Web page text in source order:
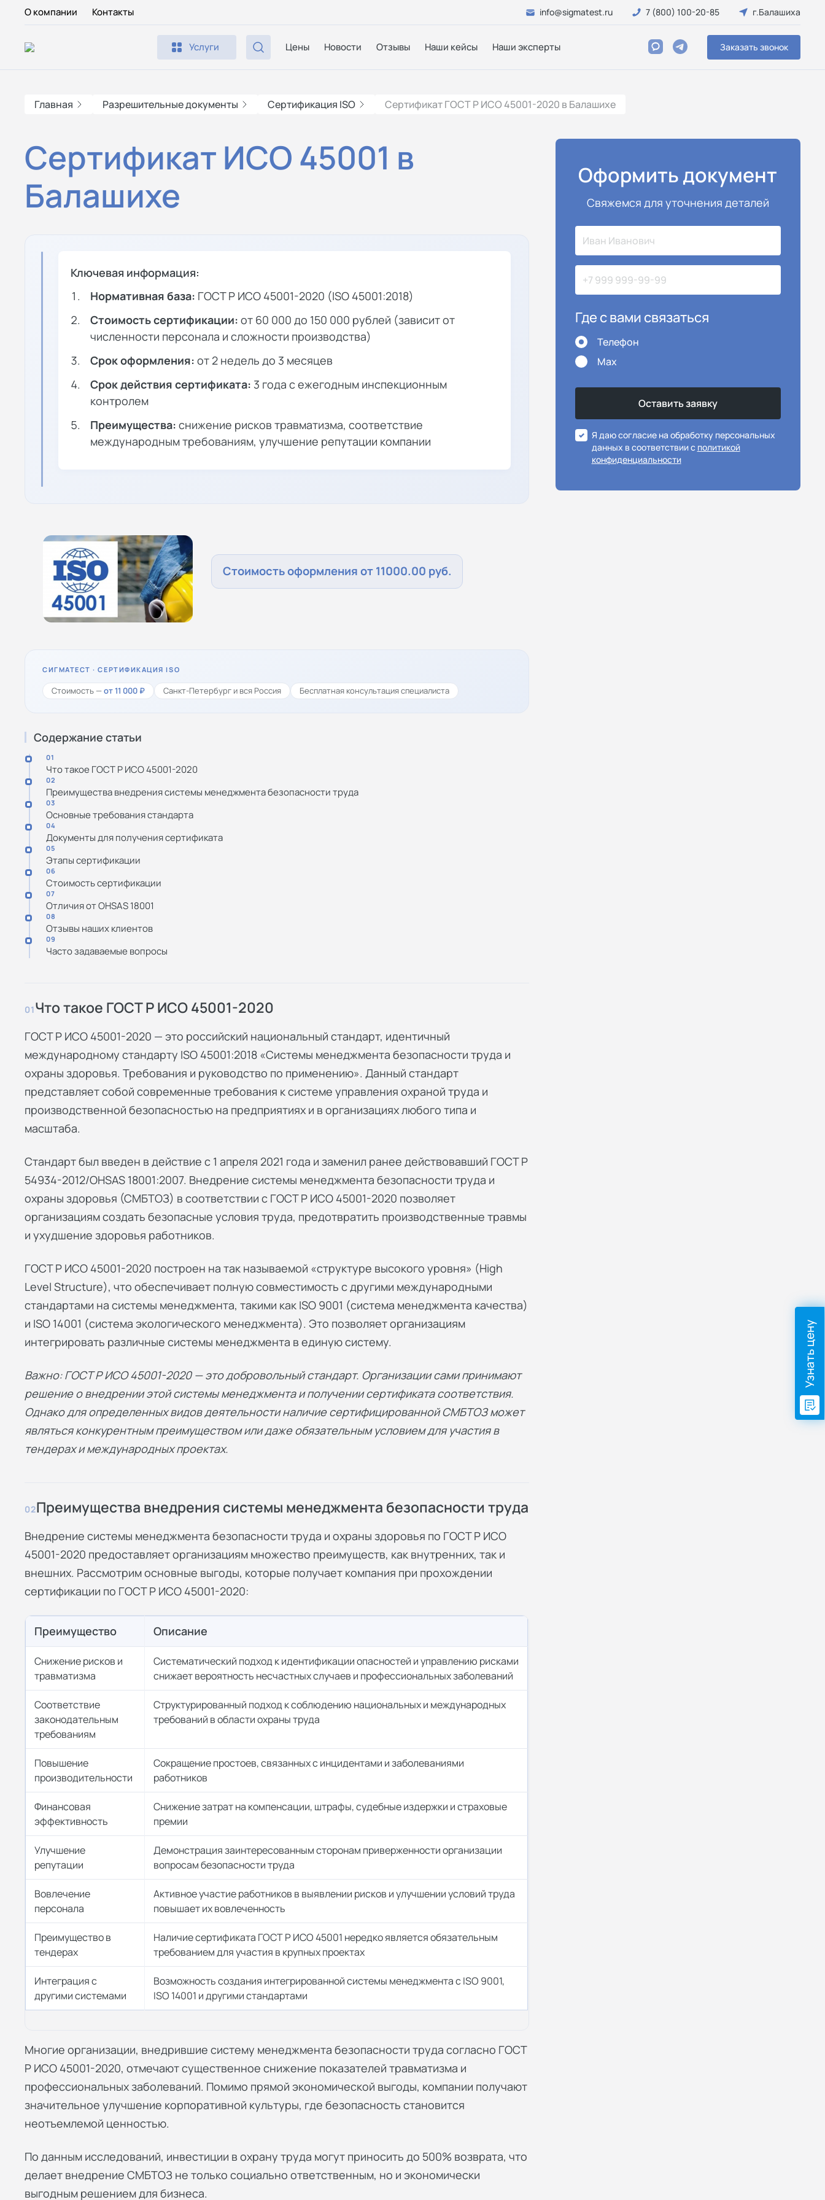
О компании Контакты info@sigmatest.ru 7 (800) 100-20-85 г.Балашиха
Услуги Цены Новости Отзывы Наши кейсы Наши эксперты Заказать звонок
Главная Разрешительные документы Сертификация ISO Сертификат ГОСТ Р ИСО 45001-2020 в Балашихе
Сертификат ИСО 45001 в
Балашихе
Ключевая информация:
Нормативная база: ГОСТ Р ИСО 45001-2020 (ISO 45001:2018)
Стоимость сертификации: от 60 000 до 150 000 рублей (зависит от
численности персонала и сложности производства)
Срок оформления: от 2 недель до 3 месяцев
Срок действия сертификата: 3 года с ежегодным инспекционным
контролем
Преимущества: снижение рисков травматизма, соответствие
международным требованиям, улучшение репутации компании
Стоимость оформления от 11000.00 руб.
СИГМАТЕСТ · СЕРТИФИКАЦИЯ ISO
Стоимость —от 11 000 ₽ Санкт-Петербург и вся Россия Бесплатная консультация специалиста
Содержание статьи
01
Что такое ГОСТ Р ИСО 45001-2020
02
Преимущества внедрения системы менеджмента безопасности труда
03
Основные требования стандарта
04
Документы для получения сертификата
05
Этапы сертификации
06
Стоимость сертификации
07
Отличия от OHSAS 18001
08
Отзывы наших клиентов
09
Часто задаваемые вопросы
01Что такое ГОСТ Р ИСО 45001-2020
ГОСТ Р ИСО 45001-2020 — это российский национальный стандарт, идентичный
международному стандарту ISO 45001:2018 «Системы менеджмента безопасности труда и
охраны здоровья. Требования и руководство по применению». Данный стандарт
представляет собой современные требования к системе управления охраной труда и
производственной безопасностью на предприятиях и в организациях любого типа и
масштаба.
Стандарт был введен в действие с 1 апреля 2021 года и заменил ранее действовавший ГОСТ Р
54934-2012/OHSAS 18001:2007. Внедрение системы менеджмента безопасности труда и
охраны здоровья (СМБТОЗ) в соответствии с ГОСТ Р ИСО 45001-2020 позволяет
организациям создать безопасные условия труда, предотвратить производственные травмы
и ухудшение здоровья работников.
ГОСТ Р ИСО 45001-2020 построен на так называемой «структуре высокого уровня» (High
Level Structure), что обеспечивает полную совместимость с другими международными
стандартами на системы менеджмента, такими как ISO 9001 (система менеджмента качества)
и ISO 14001 (система экологического менеджмента). Это позволяет организациям
интегрировать различные системы менеджмента в единую систему.
Важно: ГОСТ Р ИСО 45001-2020 — это добровольный стандарт. Организации сами принимают
решение о внедрении этой системы менеджмента и получении сертификата соответствия.
Однако для определенных видов деятельности наличие сертифицированной СМБТОЗ может
являться конкурентным преимуществом или даже обязательным условием для участия в
тендерах и международных проектах.
02Преимущества внедрения системы менеджмента безопасности труда
Внедрение системы менеджмента безопасности труда и охраны здоровья по ГОСТ Р ИСО
45001-2020 предоставляет организациям множество преимуществ, как внутренних, так и
внешних. Рассмотрим основные выгоды, которые получает компания при прохождении
сертификации по ГОСТ Р ИСО 45001-2020:
Преимущество Описание
Снижение рисков и
травматизма
Систематический подход к идентификации опасностей и управлению рисками
снижает вероятность несчастных случаев и профессиональных заболеваний
Соответствие
законодательным
требованиям
Структурированный подход к соблюдению национальных и международных
требований в области охраны труда
Повышение
производительности
Сокращение простоев, связанных с инцидентами и заболеваниями
работников
Финансовая
эффективность
Снижение затрат на компенсации, штрафы, судебные издержки и страховые
премии
Улучшение
репутации
Демонстрация заинтересованным сторонам приверженности организации
вопросам безопасности труда
Вовлечение
персонала
Активное участие работников в выявлении рисков и улучшении условий труда
повышает их вовлеченность
Преимущество в
тендерах
Наличие сертификата ГОСТ Р ИСО 45001 нередко является обязательным
требованием для участия в крупных проектах
Интеграция с
другими системами
Возможность создания интегрированной системы менеджмента с ISO 9001,
ISO 14001 и другими стандартами
Многие организации, внедрившие систему менеджмента безопасности труда согласно ГОСТ
Р ИСО 45001-2020, отмечают существенное снижение показателей травматизма и
профессиональных заболеваний. Помимо прямой экономической выгоды, компании получают
значительное улучшение корпоративной культуры, где безопасность становится
неотъемлемой ценностью.
По данным исследований, инвестиции в охрану труда могут приносить до 500% возврата, что
делает внедрение СМБТОЗ не только социально ответственным, но и экономически
выгодным решением для бизнеса.
Оформить документ
Свяжемся для уточнения деталей
Где с вами связаться
Телефон
Max
Я даю согласие на обработку персональных
данных в соответствии с политикой
конфиденциальности
Узнать цену